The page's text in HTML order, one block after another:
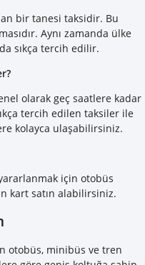
bir tanesi taksidir. Bu
Aynı zamanda ülke
sıkça tercih edilir.
olarak geç saatlere kadar
tercih edilen taksiler ile
kolayca ulaşabilirsiniz.
için otobüs
kart satın alabilirsiniz.
otobüs, minibüs ve tren